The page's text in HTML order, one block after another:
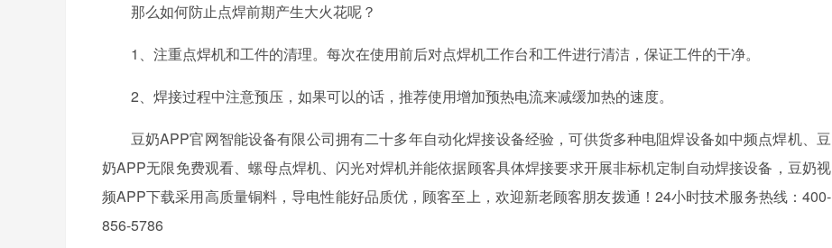
那么如何防止点焊前期产生大火花呢？
1、注重点焊机和工件的清理。每次在使用前后对点焊机工作台和工件进行清洁，保证工件的干净。
2、焊接过程中注意预压，如果可以的话，推荐使用增加预热电流来减缓加热的速度。
豆奶APP官网智能设备有限公司拥有二十多年自动化焊接设备经验，可供货多种电阻焊设备如中频点焊机、豆
奶APP无限免费观看、螺母点焊机、闪光对焊机并能依据顾客具体焊接要求开展非标机定制自动焊接设备，豆奶视
频APP下载采用高质量铜料，导电性能好品质优，顾客至上，欢迎新老顾客朋友拨通！24小时技术服务热线：400-
856-5786